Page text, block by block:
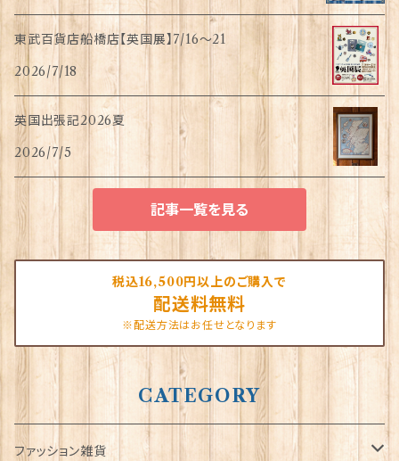
東武百貨店船橋店【英国展】7/16～21
2026/7/18
英国出張記2026夏
2026/7/5
記事一覧を見る
税込16,500円以上のご購入で
配送料無料
※配送方法はお任せとなります
CATEGORY
ファッション雑貨